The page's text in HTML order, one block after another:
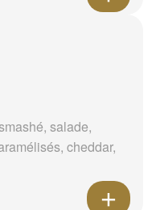
salade,
cheddar,